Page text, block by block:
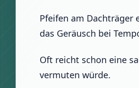
Pfeifen am
das Geräusch bei
Oft reicht schon eine
vermuten würde.